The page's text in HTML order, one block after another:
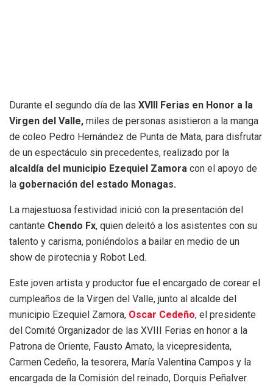
Durante el segundo día de las XVIII Ferias en Honor a la
Virgen del Valle, miles de personas asistieron a la manga
de coleo Pedro Hernández de Punta de Mata, para disfrutar
de un espectáculo sin precedentes, realizado por la
alcaldía del municipio Ezequiel Zamora con el apoyo de
la gobernación del estado Monagas.
La majestuosa festividad inició con la presentación del
cantante Chendo Fx, quien deleitó a los asistentes con su
talento y carisma, poniéndolos a bailar en medio de un
show de pirotecnia y Robot Led.
Este joven artista y productor fue el encargado de corear el
cumpleaños de la Virgen del Valle, junto al alcalde del
municipio Ezequiel Zamora, Oscar Cedeño, el presidente
del Comité Organizador de las XVIII Ferias en honor a la
Patrona de Oriente, Fausto Amato, la vicepresidenta,
Carmen Cedeño, la tesorera, María Valentina Campos y la
encargada de la Comisión del reinado, Dorquis Peñalver.